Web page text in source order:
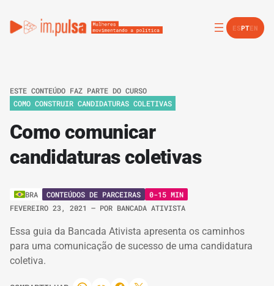
ESPTEN
ESTE CONTEÚDO FAZ PARTE DO CURSO
COMO CONSTRUIR CANDIDATURAS COLETIVAS
Como comunicar
candidaturas coletivas
BRA CONTEÚDOS DE PARCEIRAS
0-15 MIN
FEVEREIRO 23, 2021 – POR BANCADA ATIVISTA
Essa guia da Bancada Ativista apresenta os caminhos
para uma comunicação de sucesso de uma candidatura
coletiva.